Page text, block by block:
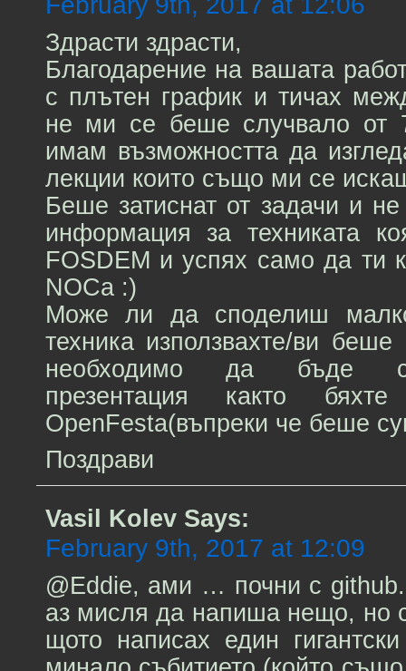
Здрасти здрасти,
Благодарение на вашата
с плътен график и тичах
не ми се беше случвало от
имам възможността да
лекции които също ми се
Беше затиснат от задачи и
информация за техниката
FOSDEM и успях само да ти
NOCa :)
Може ли да споделиш
техника използвахте/ви
необходимо да бъде
презентация както
OpenFesta(въпреки че беше
Поздрави
Vasil KolevSays:
February 9th, 2017 at 12:09
@Eddie, ами … почни с
аз мисля да напиша нещо, но
щото написах един